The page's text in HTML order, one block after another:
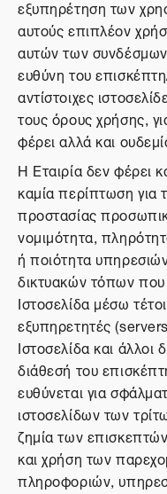
εξυπηρέτηση των
αυτούς επιπλέον
αυτών των συνδέσμων
ευθύνη του
αντίστοιχες
τους όρους χρήσης,
φέρει αλλά και
Η Εταιρία δεν φέρει
καμία περίπτωση για
προστασίας
νομιμότητα,
ή ποιότητα
δικτυακών τόπων που
Ιστοσελίδα μέσω
εξυπηρετητές
Ιστοσελίδα και άλλοι
διάθεσή του
ευθύνεται για
ιστοσελίδων των
ζημία των
και χρήση των
πληροφοριών,